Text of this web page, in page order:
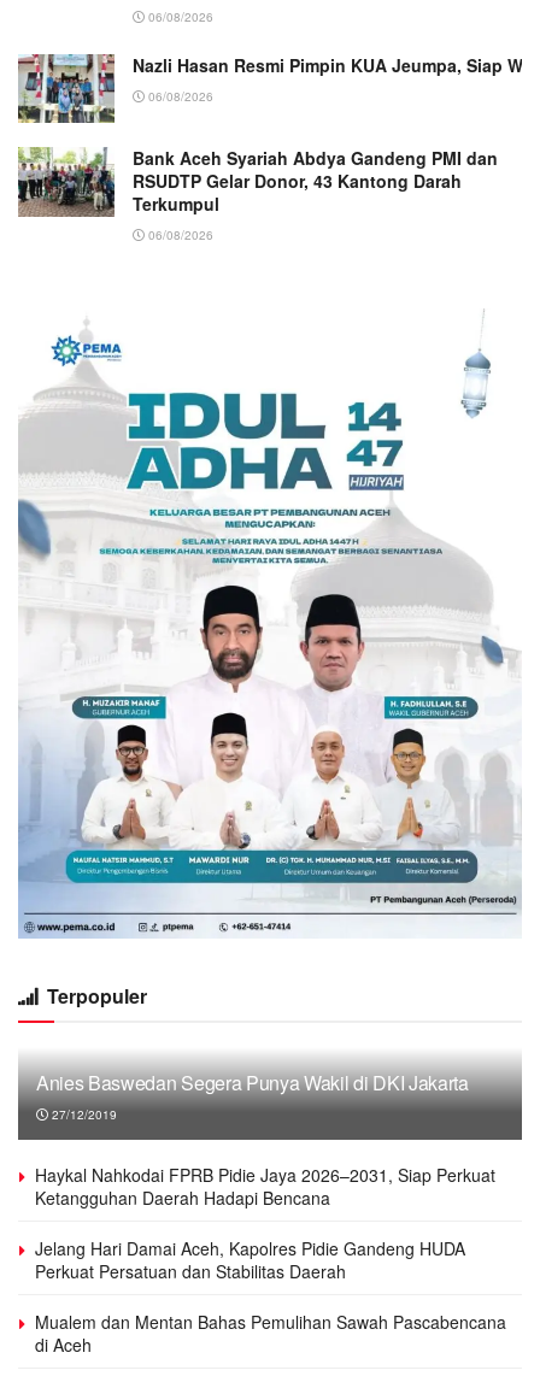
06/08/2026
Nazli Hasan Resmi Pimpin KUA Jeumpa, Siap
06/08/2026
Bank Aceh Syariah Abdya Gandeng PMI dan
RSUDTP Gelar Donor, 43 Kantong Darah
Terkumpul
06/08/2026
Terpopuler
Anies Baswedan Segera Punya Wakil di DKI Jakarta
27/12/2019
Haykal Nahkodai FPRB Pidie Jaya 2026–2031, Siap Perkuat
Ketangguhan Daerah Hadapi Bencana
Jelang Hari Damai Aceh, Kapolres Pidie Gandeng HUDA
Perkuat Persatuan dan Stabilitas Daerah
Mualem dan Mentan Bahas Pemulihan Sawah Pascabencana
di Aceh